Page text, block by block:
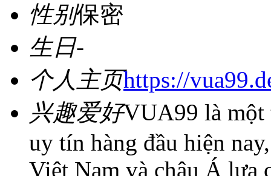
性别保密
生日-
个人主页https://
兴趣爱好VUA99 là một
uy tín hàng đầu hiện
Việt Nam và châu Á lựa